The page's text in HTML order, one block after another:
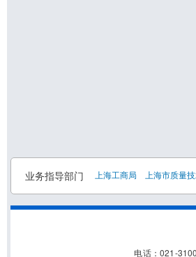
业务指导部门 上海工商局 上海市质量
电话：021-